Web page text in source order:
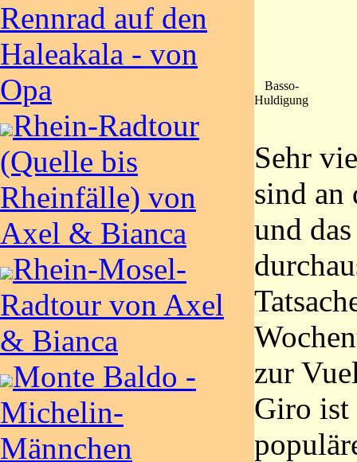
Rennrad auf den
Haleakala - von
Opa
Rhein-Radtour
(Quelle bis
Rheinfälle) von
Axel & Bianca
Rhein-Mosel-
Radtour von Axel
& Bianca
Monte Baldo -
Michelin-
Männchen
Basso-
Huldigung
Sehr
sind an
und
zur
Giro ist